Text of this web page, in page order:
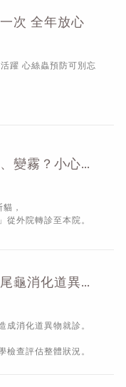
次 全年放心
躍 心絲蟲預防可別忘
變霧？小心不
，
從外院轉診至本院。
龜消化道異
看診
成消化道異物就診。
檢查評估整體狀況。